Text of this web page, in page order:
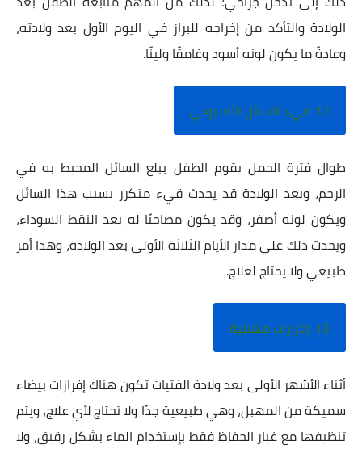
الولادة والتأكد من إخراجه للبراز في اليوم الأول بعد ولادته،
وعادةً ما يكون لونه أسود وغامقًا ولينًا.
12. قيء السائل الأمنيوني
طوال فترة الحمل يقوم الطفل ببلع السائل المحيط به في
الرحم، وبعد الولادة قد يحدث قيء متكرر بسبب هذا السائل
ويكون لونه أصفر، وقد يكون مصاحبًا له بعد النقط السوداء،
ويحدث ذلك على مدار الأيام الثلاثة الأولى بعد الولادة، وهذا أمر
طبيعي ولا يحتاج لعلاج.
13. إفرازات مهبلية
أثناء الأشهر الأولى بعد ولادة الفتيات تكون هناك إفرازات بيضاء
سميكة من المهبل، وهي طبيعية جدًا ولا تحتاج لأي علاج، ويتم
تنظيفها مع غيار الحفاظ فقط بإستخدام الماء بشكل رقيق، ولا